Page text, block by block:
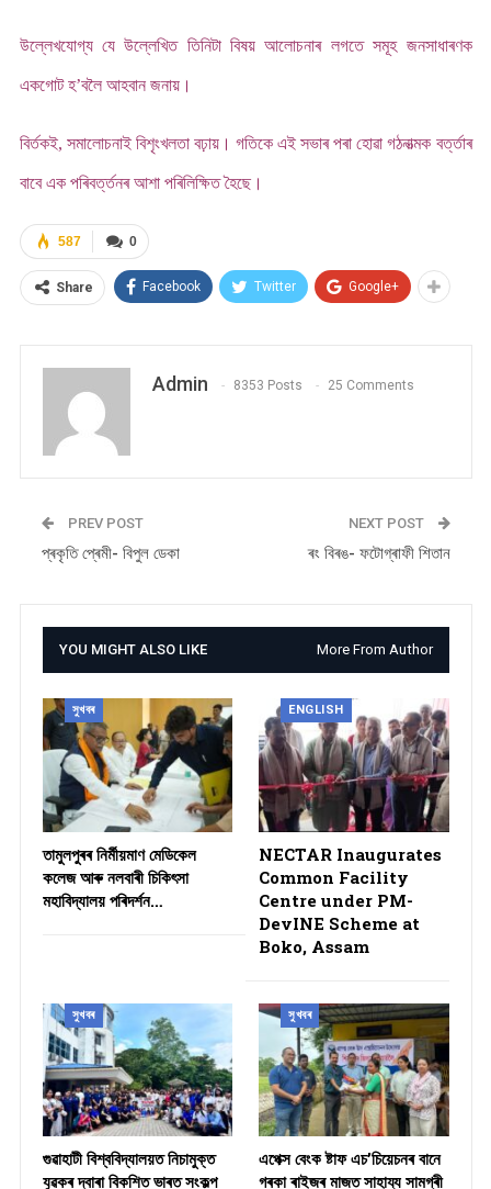
উল্লেখযোগ্য যে উল্লেখিত তিনিটা বিষয় আলোচনাৰ লগতে সমূহ জনসাধাৰণক
একগোট হ’বলৈ আহবান জনায়।
বিৰ্তকই, সমালোচনাই বিশৃংখলতা বঢ়ায়। গতিকে এই সভাৰ পৰা হোৱা গঠনাত্মক বৰ্ত্তাৰ
বাবে এক পৰিবৰ্ত্তনৰ আশা পৰিলিক্ষিত হৈছে।
0
587
Share Facebook Twitter Google+
Admin 8353 Posts 25 Comments
PREV POST
প্ৰকৃতি প্ৰেমী- বিপুল ডেকা
NEXT POST
ৰং বিৰঙ- ফটোগ্ৰাফী শিতান
YOU MIGHT ALSO LIKE More From Author
সুখবৰ
তামুলপুৰৰ নিৰ্মীয়মাণ মেডিকেল
কলেজ আৰু নলবাৰী চিকিৎসা
মহাবিদ্যালয় পৰিদৰ্শন…
ENGLISH
NECTAR Inaugurates
Common Facility
Centre under PM-
DevINE Scheme at
Boko, Assam
সুখবৰ
গুৱাহাটী বিশ্ববিদ্যালয়ত নিচামুক্ত
যুৱকৰ দ্বাৰা বিকশিত ভাৰত সংকল্প
সুখবৰ
​এপেক্স বেংক ষ্টাফ এচ’চিয়েচনৰ বানে
গৰকা ৰাইজৰ মাজত সাহায্য সামগ্ৰী